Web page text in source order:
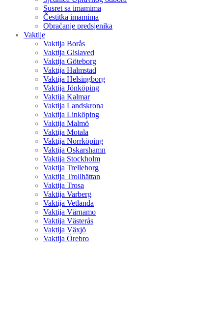
Susret sa imamima
Čestitka imamima
Obraćanje predsjenika
Vaktije
Vaktija Borås
Vaktija Gislaved
Vaktija Göteborg
Vaktija Halmstad
Vaktija Helsingborg
Vaktija Jönköping
Vaktija Kalmar
Vaktija Landskrona
Vaktija Linköping
Vaktija Malmö
Vaktija Motala
Vaktija Norrköping
Vaktija Oskarshamn
Vaktija Stockholm
Vaktija Trelleborg
Vaktija Trollhättan
Vaktija Trosa
Vaktija Varberg
Vaktija Vetlanda
Vaktija Värnamo
Vaktija Västerås
Vaktija Växjö
Vaktija Örebro